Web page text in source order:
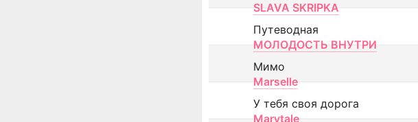
SLAVA SKRIPKA
Путеводная
МОЛОДОСТЬ ВНУТРИ
Мимо
Marselle
У тебя своя дорога
Marytale